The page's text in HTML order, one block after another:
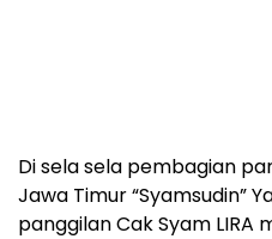
Di sela sela pembagian
Jawa Timur “Syamsudin”
panggilan Cak Syam LIRA